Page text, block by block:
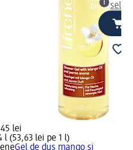
lei
l (53,63 lei pe 1 l)
Gel de duş mango şi